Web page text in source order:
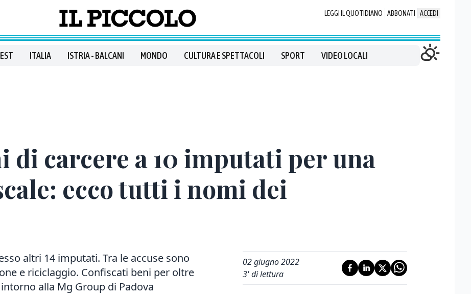
LEGGI IL QUOTIDIANO ABBONATI ACCEDI
ITALIA ISTRIA - BALCANI MONDO CULTURA E SPETTACOLI SPORT VIDEO LOCALI
carcere a 10 imputati per una
ecco tutti i nomi dei
altri 14 imputati. Tra le accuse sono
e riciclaggio. Confiscati beni per oltre
alla Mg Group di Padova
02 giugno 2022
3' di lettura